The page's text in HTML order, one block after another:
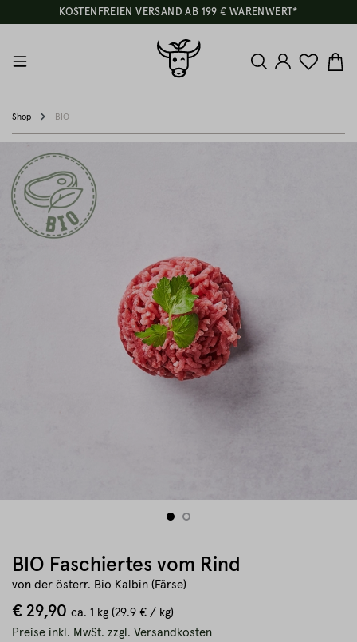
KOSTENFREIEN VERSAND AB 199 € WARENWERT*
Shop BIO
BIO Faschiertes vom Rind
von der österr. Bio Kalbin (Färse)
€ 29,90 ca. 1 kg (29.9 € / kg)
Preise inkl. MwSt. zzgl. Versandkosten